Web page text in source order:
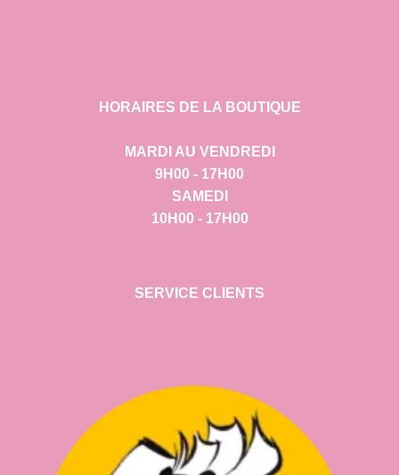
HORAIRES DE LA BOUTIQUE
MARDI AU VENDREDI
9H00 - 17H00
SAMEDI
10H00 - 17H00
SERVICE CLIENTS